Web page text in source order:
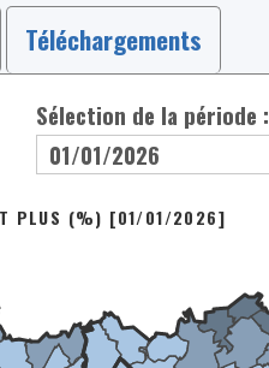
Téléchargements
Sélection de la période :
ET PLUS (%) [01/01/2026]